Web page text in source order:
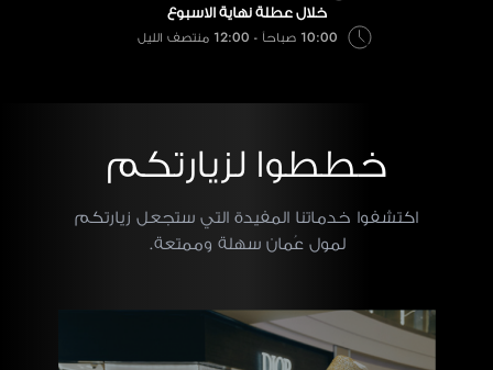
خلال عطلة نهاية الاسبوع
10:00 صباحاً - 12:00 منتصف الليل
خططوا لزيارتكم
اكتشفوا خدماتنا المفيدة التي ستجعل زيارتكم
لمول عُمان سهلة وممتعة.